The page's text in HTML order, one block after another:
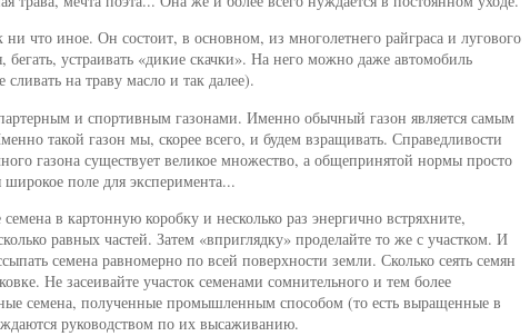
что иное. Он состоит, в основном, из многолетнего райграса и лугового
бегать, устраивать «дикие скачки». На него можно даже автомобиль
на траву масло и так далее).
и спортивным газонами. Именно обычный газон является самым
такой газон мы, скорее всего, и будем взращивать. Справедливости
газона существует великое множество, а общепринятой нормы просто
широкое поле для эксперимента...
в картонную коробку и несколько раз энергично встряхните,
равных частей. Затем «вприглядку» проделайте то же с участком. И
семена равномерно по всей поверхности земли. Сколько сеять семян
Не засеивайте участок семенами сомнительного и тем более
семена, полученные промышленным способом (то есть выращенные в
руководством по их высаживанию.